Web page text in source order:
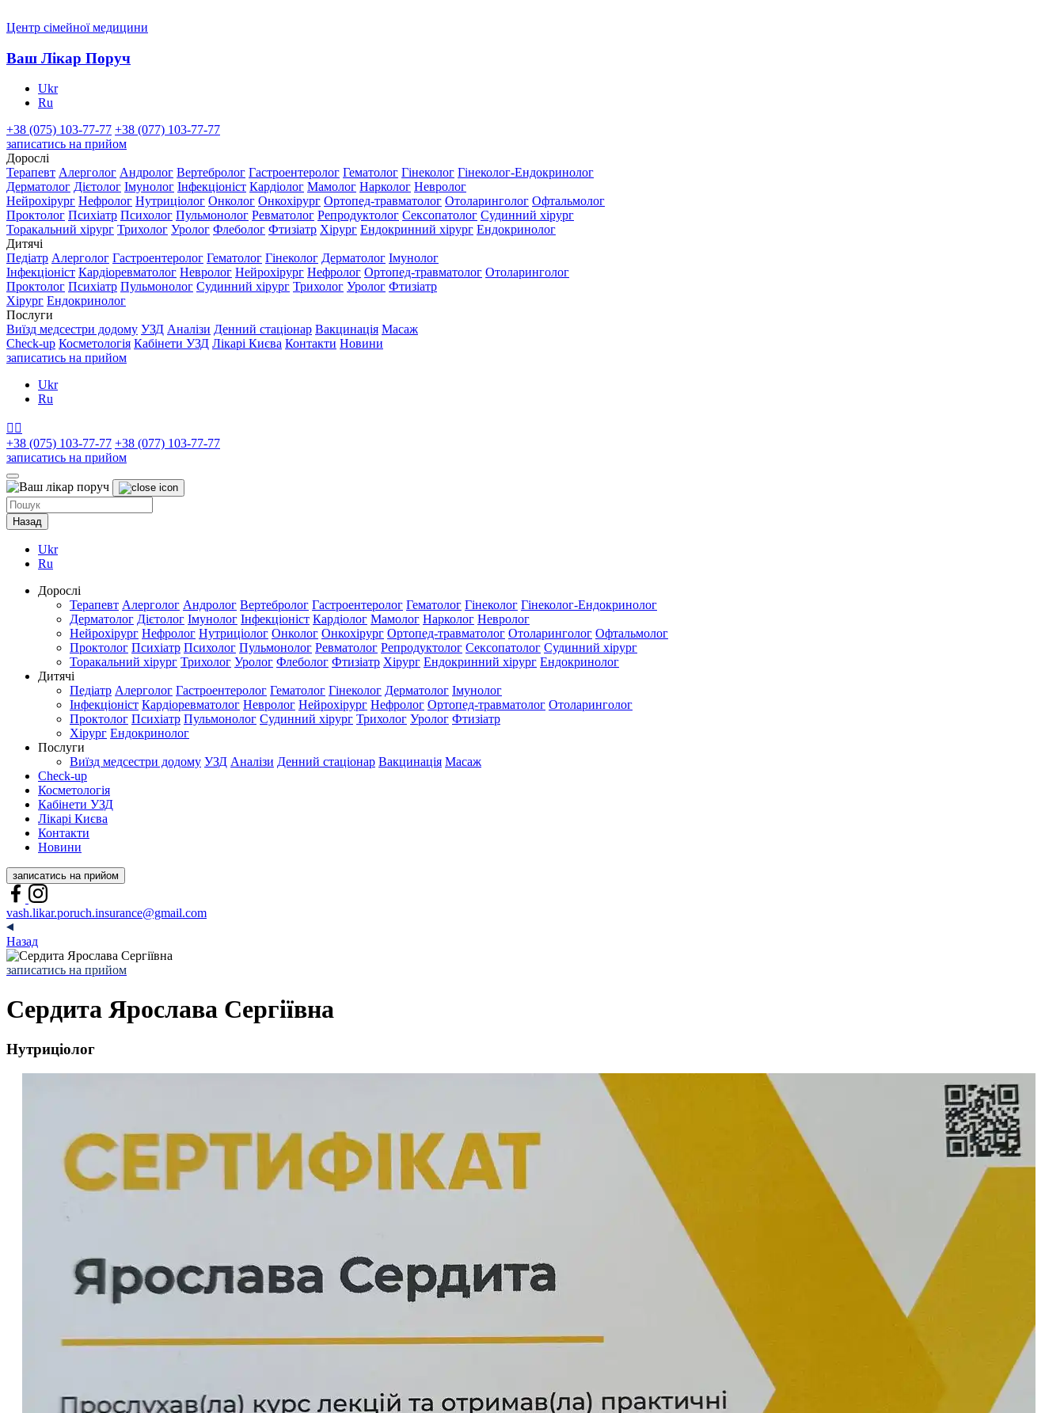
Центр сімейної медицини
Ваш Лікар Поруч
Ukr
Ru
+38 (075) 103-77-77 +38 (077) 103-77-77
записатись на прийом
Дорослі
Терапевт Алерголог Андролог Вертебролог Гастроентеролог Гематолог Гінеколог Гінеколог-Ендокринолог
Дерматолог Дієтолог Імунолог Інфекціоніст Кардіолог Мамолог Нарколог Невролог
Нейрохірург Нефролог Нутриціолог Онколог Онкохірург Ортопед-травматолог Отоларинголог Офтальмолог
Проктолог Психіатр Психолог Пульмонолог Ревматолог Репродуктолог Сексопатолог Судинний хірург
Торакальний хірург Трихолог Уролог Флеболог Фтизіатр Хірург Ендокринний хірург Ендокринолог
Дитячі
Педіатр Алерголог Гастроентеролог Гематолог Гінеколог Дерматолог Імунолог
Інфекціоніст Кардіоревматолог Невролог Нейрохірург Нефролог Ортопед-травматолог Отоларинголог
Проктолог Психіатр Пульмонолог Судинний хірург Трихолог Уролог Фтизіатр
Хірург Ендокринолог
Послуги
Виїзд медсестри додому УЗД Аналізи Денний стаціонар Вакцинація Масаж
Check-up Косметологія Кабінети УЗД Лікарі Києва Контакти Новини
записатись на прийом
Ukr
Ru
 
+38 (075) 103-77-77 +38 (077) 103-77-77
записатись на прийом
Назад
Ukr
Ru
Дорослі
Терапевт Алерголог Андролог Вертебролог Гастроентеролог Гематолог Гінеколог Гінеколог-Ендокринолог
Дерматолог Дієтолог Імунолог Інфекціоніст Кардіолог Мамолог Нарколог Невролог
Нейрохірург Нефролог Нутриціолог Онколог Онкохірург Ортопед-травматолог Отоларинголог Офтальмолог
Проктолог Психіатр Психолог Пульмонолог Ревматолог Репродуктолог Сексопатолог Судинний хірург
Торакальний хірург Трихолог Уролог Флеболог Фтизіатр Хірург Ендокринний хірург Ендокринолог
Дитячі
Педіатр Алерголог Гастроентеролог Гематолог Гінеколог Дерматолог Імунолог
Інфекціоніст Кардіоревматолог Невролог Нейрохірург Нефролог Ортопед-травматолог Отоларинголог
Проктолог Психіатр Пульмонолог Судинний хірург Трихолог Уролог Фтизіатр
Хірург Ендокринолог
Послуги
Виїзд медсестри додому УЗД Аналізи Денний стаціонар Вакцинація Масаж
Check-up
Косметологія
Кабінети УЗД
Лікарі Києва
Контакти
Новини
записатись на прийом
vash.likar.poruch.insurance@gmail.com
Назад
записатись на прийом
Сердита Ярослава Сергіївна
Нутриціолог